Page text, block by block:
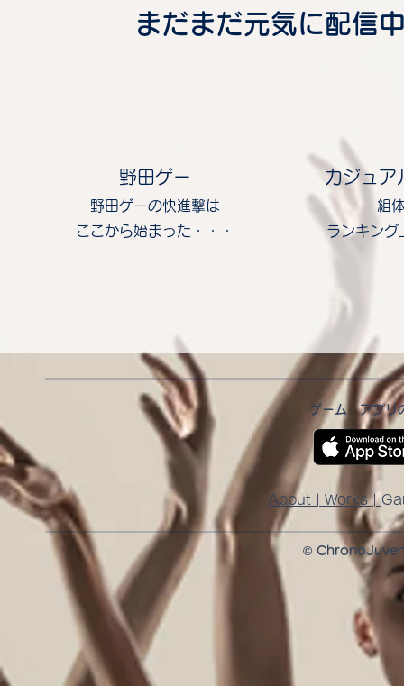
まだまだ元気に配信
野田ゲー
野田ゲーの快進撃は
​ここから始まった・・・
カジュア
組
ランキング
ゲーム・アプリ
About | Works |
©